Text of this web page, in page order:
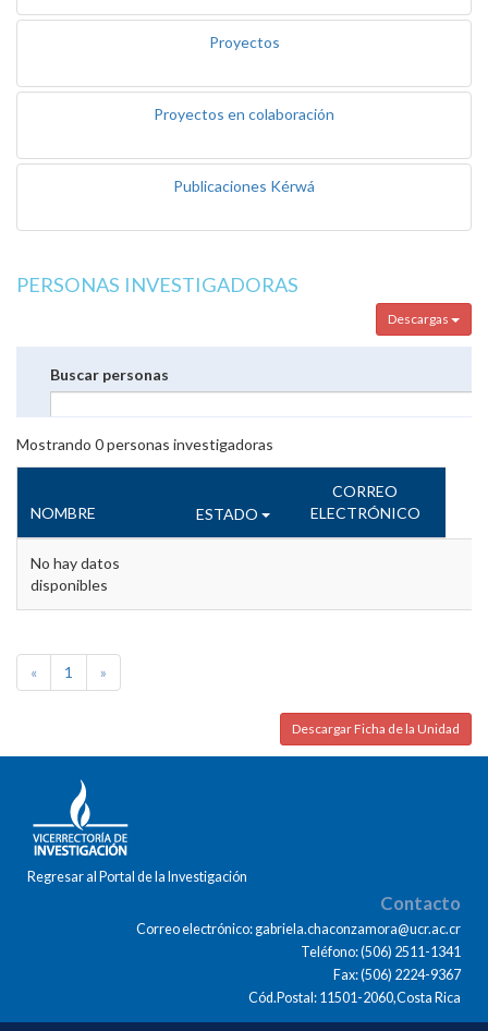
Proyectos
Proyectos en colaboración
Publicaciones Kérwá
PERSONAS INVESTIGADORAS
Descargas
Buscar personas
Mostrando 0personas investigadoras
NOMBRE ESTADO
CORREO
ELECTRÓNICO
No hay datos
disponibles
« 1 »
Descargar Ficha de la Unidad
Regresar al Portal de la Investigación
Contacto
Correo electrónico: gabriela.chaconzamora@ucr.ac.cr
Teléfono: (506) 2511-1341
Fax: (506) 2224-9367
Cód.Postal: 11501-2060,Costa Rica